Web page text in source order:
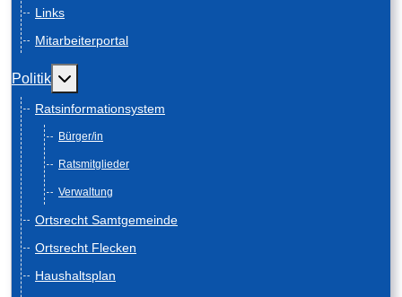
Links
Mitarbeiterportal
Politik Weitere Informationen: Politik
Ratsinformationsystem
Bürger/in
Ratsmitglieder
Verwaltung
Ortsrecht Samtgemeinde
Ortsrecht Flecken
Haushaltsplan